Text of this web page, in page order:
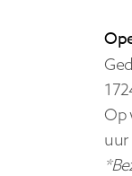
Op
uur